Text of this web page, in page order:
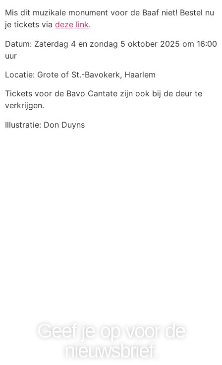
Mis dit muzikale monument voor de Baaf niet! Bestel nu
je tickets via deze link.
Datum: Zaterdag 4 en zondag 5 oktober 2025 om 16:00
uur
Locatie: Grote of St.-Bavokerk, Haarlem
Tickets voor de Bavo Cantate zijn ook bij de deur te
verkrijgen.
Illustratie: Don Duyns
Geef je op voor de
nieuwsbrief.